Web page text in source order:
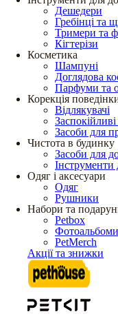
Дешедери
Гребінці та
Тримери та
Кігтерізи
Косметика
Шампуні
Доглядова
Парфуми та
Корекція
Відлякувачі
Засоби для
Чистота в будинку
Засоби для
Інструменти
Одяг і аксесуари
Одяг
Рушники
Набори та
Petbox
Фотоальбоми
PetMerch
Акції та знижки